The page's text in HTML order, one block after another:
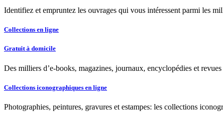
Identifiez et empruntez les ouvrages qui vous intéressent parmi les
Collections en ligne
Gratuit à domicile
Des milliers d’e-books, magazines, journaux, encyclopédies et
Collections iconographiques en ligne
Photographies, peintures, gravures et estampes: les collections